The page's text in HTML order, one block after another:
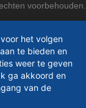
voorbehouden.
het volgen
te bieden en
weer te geven
ga akkoord en
van de